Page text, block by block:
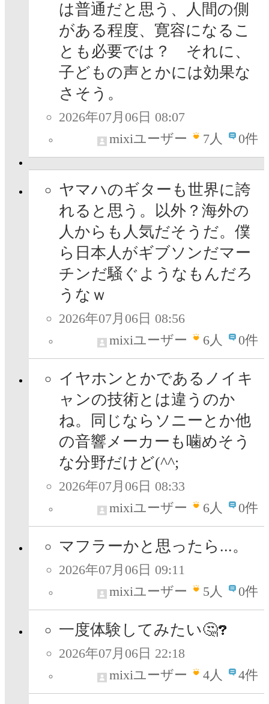
は普通だと思う、人間の側
がある程度、寛容になるこ
とも必要では？ それに、
子どもの声とかには効果な
さそう。
2026年07月06日 08:07
mixiユーザー
7人 0件
ヤマハのギターも世界に誇
れると思う。以外？海外の
人からも人気だそうだ。僕
ら日本人がギブソンだマー
チンだ騒ぐようなもんだろ
うなｗ
2026年07月06日 08:56
mixiユーザー
6人 0件
イヤホンとかであるノイキ
ャンの技術とは違うのか
ね。同じならソニーとか他
の音響メーカーも噛めそう
な分野だけど(^^;
2026年07月06日 08:33
mixiユーザー
6人 0件
マフラーかと思ったら...。
2026年07月06日 09:11
mixiユーザー
5人 0件
一度体験してみたい🤔
2026年07月06日 22:18
mixiユーザー
4人 4件